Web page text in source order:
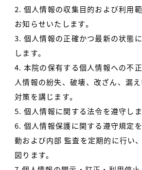
2. 個人情報の収集目的および利用
お知らせいたします。
3. 個人情報の正確かつ最新の状態
します。
4. 本院の保有する個人情報への不
人情報の紛失、破壊、改ざん、漏
対策を講じます。
5. 個人情報に関する法令を遵守しま
6. 個人情報保護に関する遵守規定
動および内部 監査を定期的に行い
図ります。